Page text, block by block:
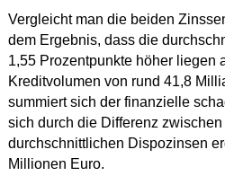
Vergleicht man die beiden
dem Ergebnis, dass die
1,55 Prozentpunkte höher liegen
Kreditvolumen von rund 41,8
summiert sich der finanzielle
sich durch die Differenz
durchschnittlichen Dispozinsen
Millionen Euro.